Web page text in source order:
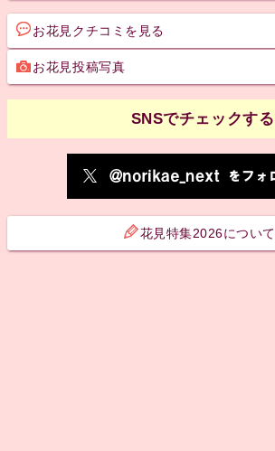
お花見クチコミを見る
お花見投稿写真
SNSでチェックする
花見特集2026について